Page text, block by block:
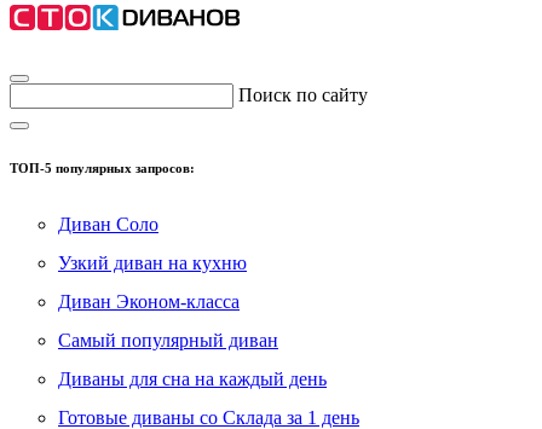
Поиск по сайту
ТОП-5 популярных запросов:
Диван Соло
Узкий диван на кухню
Диван Эконом-класса
Самый популярный диван
Диваны для сна на каждый день
Готовые диваны со Склада за 1 день